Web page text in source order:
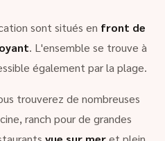
sont situés en front de
. L'ensemble se trouve à
également par la plage.
trouverez de nombreuses
ranch pour de grandes